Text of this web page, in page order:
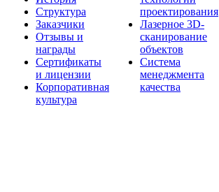
Структура
Заказчики
Отзывы и
награды
Сертификаты
и лицензии
Корпоративная
культура
проектирования
Лазерное 3D-
сканирование
объектов
Система
менеджмента
качества